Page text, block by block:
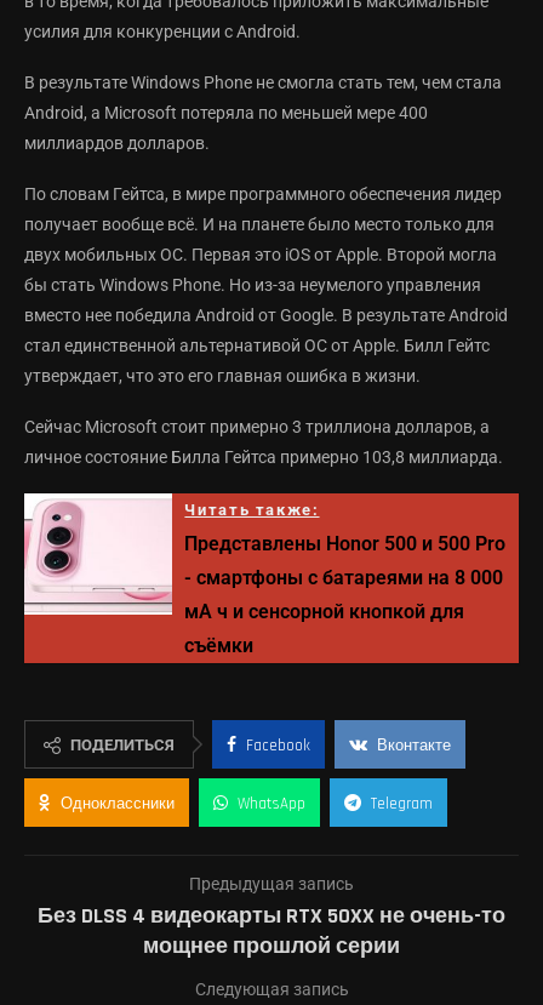
усилия для конкуренции с Android.
В результате Windows Phone не смогла стать тем, чем стала
Android, а Microsoft потеряла по меньшей мере 400
миллиардов долларов.
По словам Гейтса, в мире программного обеспечения лидер
получает вообще всё. И на планете было место только для
двух мобильных ОС. Первая это iOS от Apple. Второй могла
бы стать Windows Phone. Но из-за неумелого управления
вместо нее победила Android от Google. В результате Android
стал единственной альтернативой ОС от Apple. Билл Гейтс
утверждает, что это его главная ошибка в жизни.
Сейчас Microsoft стоит примерно 3 триллиона долларов, а
личное состояние Билла Гейтса примерно 103,8 миллиарда.
Читать также:
Представлены Honor 500 и 500 Pro
- смартфоны с батареями на 8 000
мА ч и сенсорной кнопкой для
съёмки
ПОДЕЛИТЬСЯ Facebook Вконтакте
Одноклассники WhatsApp Telegram
Предыдущая запись
Без DLSS 4 видеокарты RTX 50XX не очень-то
мощнее прошлой серии
Следующая запись